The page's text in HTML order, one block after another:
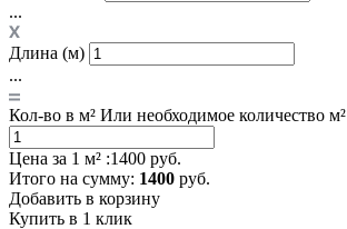
...
Длина (м)
...
Кол-во в м² Или необходимое количество м²
Цена за 1 м² :1400 руб.
Итого на сумму: 1400 руб.
Добавить в корзину
Купить в 1 клик